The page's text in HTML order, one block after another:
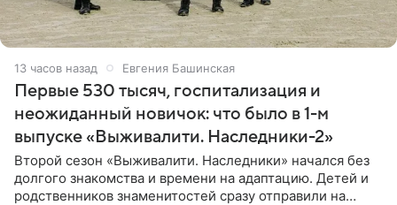
13 часов назад Евгения Башинская
Первые 530 тысяч, госпитализация и
неожиданный новичок: что было в 1-м
выпуске «Выживалити. Наследники-2»
Второй сезон «Выживалити. Наследники» начался без
долгого знакомства и времени на адаптацию. Детей и
родственников знаменитостей сразу отправили на